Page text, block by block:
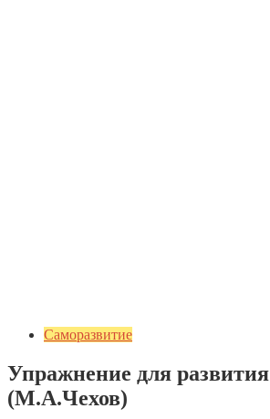
Саморазвитие
Упражнение для
(М.А.Чехов)